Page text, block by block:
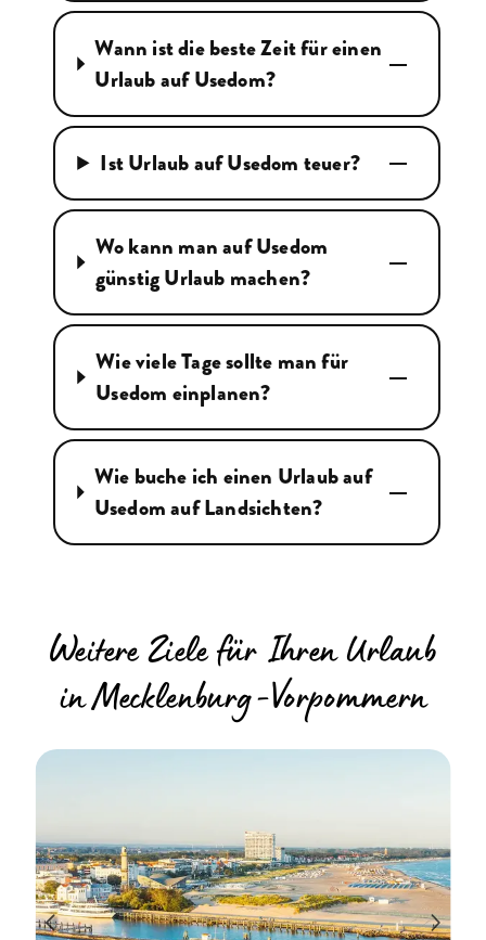
Wann ist die beste Zeit für einen
Urlaub auf Usedom?
Ist Urlaub auf Usedom teuer?
Wo kann man auf Usedom
günstig Urlaub machen?
Wie viele Tage sollte man für
Usedom einplanen?
Wie buche ich einen Urlaub auf
Usedom auf Landsichten?
Weitere Ziele für Ihren Urlaub
in Mecklenburg-Vorpommern